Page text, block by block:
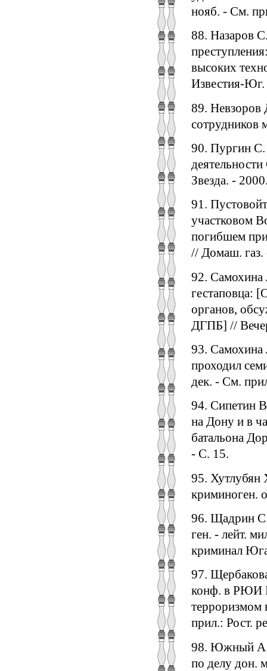
нояб. - См.
88. Назаров
высоких
Известия-
89. Невзоров
сотрудников
90. Пургин С.
Звезда. -
91.
участковом
погибшем
// Домаш. газ.
92. Самохина
гестаповца:
органов,
ДГПБ] //
93.
проходил
дек. - См.
94. Сипетин
на Дону и в
батальона
- С. 15.
95.
криминоген.
96. Щадрин
ген. - лейт.
криминал
97.
конф. в РЮИ
терроризмом
прил.: Рост.
98. Южный А.
по делу дон.